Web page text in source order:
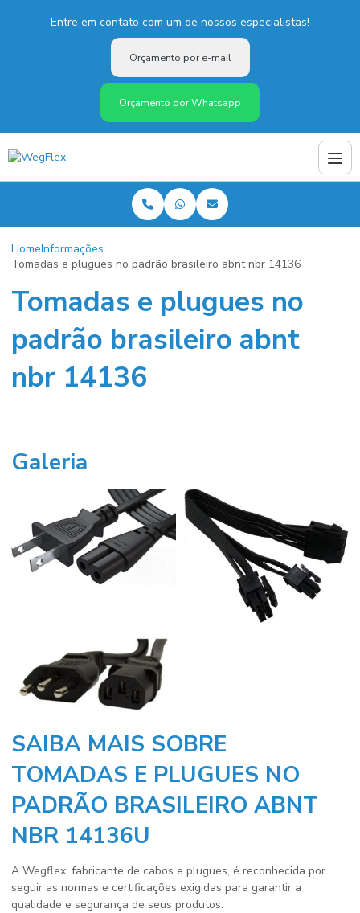
Entre em contato com um de nossos especialistas!
Orçamento por e-mail
Orçamento por Whatsapp
HomeInformações
Tomadas e plugues no padrão brasileiro abnt nbr 14136
Tomadas e plugues no
padrão brasileiro abnt
nbr 14136
Galeria
SAIBA MAIS SOBRE
TOMADAS E PLUGUES NO
PADRÃO BRASILEIRO ABNT
NBR 14136U
A Wegflex, fabricante de cabos e plugues, é reconhecida por
seguir as normas e certificações exigidas para garantir a
qualidade e segurança de seus produtos.